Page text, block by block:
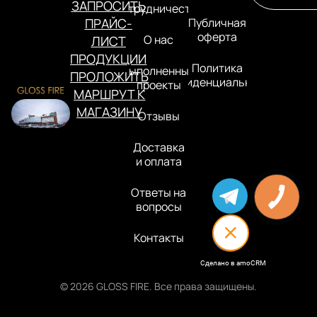
ЗАПРОСИТЬ
ПРАЙС-
ЛИСТ
ПРОДУКЦИИ
ПРОЛОЖИТЬ
МАРШРУТ К
МАГАЗИНУ
Сотрудничество
О нас
Выполненные
проекты
Отзывы
Доставка
и оплата
Ответы на
вопросы
Контакты
Публичная
оферта
Политика
конфиденциальности
© 2026 GLOSS FIRE. Все права защищены.
Сделано в amoCRM